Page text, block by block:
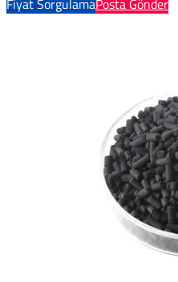
Fiyat SorgulamaPosta Gönder